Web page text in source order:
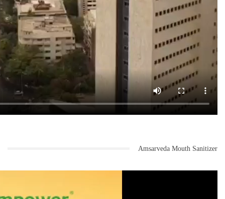
Amsarveda Mouth Sanitizer